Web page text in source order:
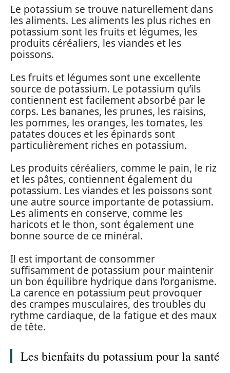
Le potassium se trouve naturellement dans
les aliments. Les aliments les plus riches en
potassium sont les fruits et légumes, les
produits céréaliers, les viandes et les
poissons.
Les fruits et légumes sont une excellente
source de potassium. Le potassium qu’ils
contiennent est facilement absorbé par le
corps. Les bananes, les prunes, les raisins,
les pommes, les oranges, les tomates, les
patates douces et les épinards sont
particulièrement riches en potassium.
Les produits céréaliers, comme le pain, le riz
et les pâtes, contiennent également du
potassium. Les viandes et les poissons sont
une autre source importante de potassium.
Les aliments en conserve, comme les
haricots et le thon, sont également une
bonne source de ce minéral.
Il est important de consommer
suffisamment de potassium pour maintenir
un bon équilibre hydrique dans l’organisme.
La carence en potassium peut provoquer
des crampes musculaires, des troubles du
rythme cardiaque, de la fatigue et des maux
de tête.
Les bienfaits du potassium pour la santé